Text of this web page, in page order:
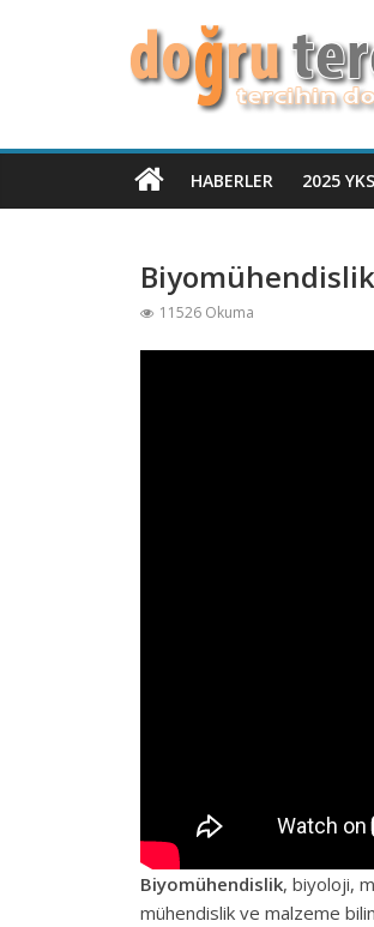
HABERLER 2025 YKS
Biyomühendislik
11526 Okuma
Biyomühendislik, biyoloji,
mühendislik ve malzeme